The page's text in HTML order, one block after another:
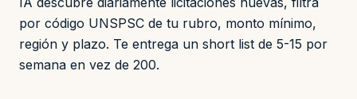
por código UNSPSC de tu rubro, monto mínimo,
región y plazo. Te entrega un short list de 5-15 por
semana en vez de 200.